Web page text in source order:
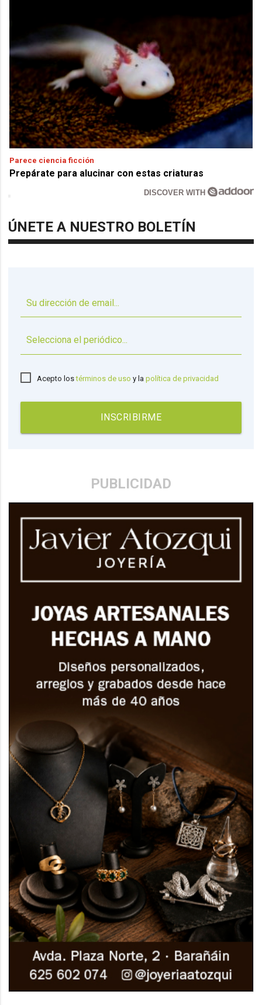
Parece ciencia ficción
Prepárate para alucinar con estas criaturas
DISCOVER WITH
ÚNETE A NUESTRO BOLETÍN
Acepto lostérminos de uso y lapolítica de privacidad
INSCRIBIRME
PUBLICIDAD